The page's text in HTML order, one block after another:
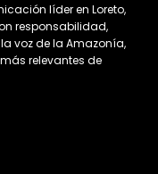
líder en Loreto,
responsabilidad,
voz de la Amazonía,
relevantes de